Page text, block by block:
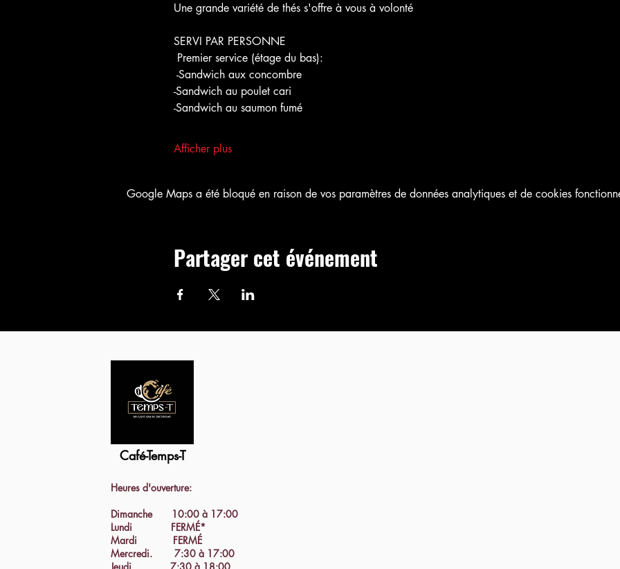
Une grande variété de thés s'offre à vous à volonté
SERVI PAR PERSONNE
Premier service (étage du bas):
-Sandwich aux concombre
-Sandwich au poulet cari
-Sandwich au saumon fumé
Afficher plus
Google Maps a été bloqué en raison de vos paramètres de données analytiques et de cookies
Partager cet événement
Café-Temps-T
Heures d'ouverture:
Dimanche 10:00 à 17:00
Lundi FERMÉ*
Mardi FERMÉ
Mercredi. 7:30 à 17:00